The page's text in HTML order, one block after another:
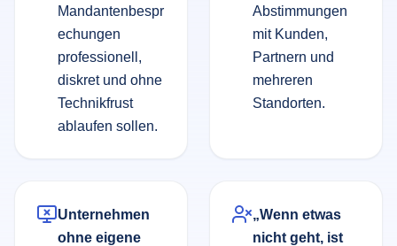
Mandantenbespr
echungen
professionell,
diskret und ohne
Technikfrust
ablaufen sollen.
Abstimmungen
mit Kunden,
Partnern und
mehreren
Standorten.
Unternehmen
ohne eigene
„Wenn etwas
nicht geht, ist